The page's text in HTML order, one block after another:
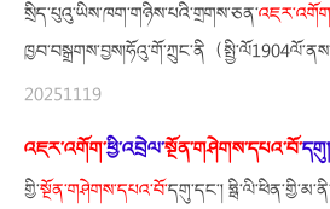
སྲིད་པུའུ་ཡིས་ཁག་གཉིས་པའི་གྲགས་ཅན་འཇར་
ཁྱབ་བསྒྲགས་བྱས།ཧོའུ་གོ་ཀྲུང་ནི（
20251119
འཇར་འགོག་ཕྱི་འབྲེལ་སྔོན་གཤེགས་དཔའ་བོ་དགུ།
གྱི་སྔོན་གཤེགས་དཔའ་བོ་དགུ་དང་།